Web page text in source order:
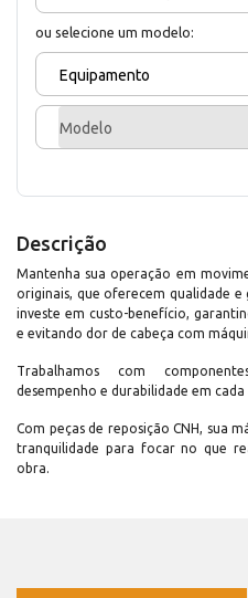
ou selecione um modelo:
Equipamento
Modelo
Descrição
Mantenha sua operação em
originais, que oferecem qualidade
investe em custo-benefício,
e evitando dor de cabeça com
Trabalhamos com
desempenho e durabilidade em cada
Com peças de reposição CNH, sua
tranquilidade para focar no que
obra.